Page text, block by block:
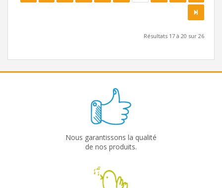
Résultats 17 à 20 sur 26
Nous garantissons la qualité
de nos produits.